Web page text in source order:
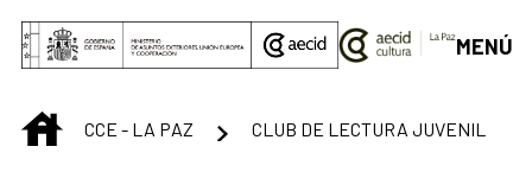
Saltar al contenido principal
MENÚ
INICIOCCE - LA PAZ CLUB DE LECTURA JUVENIL